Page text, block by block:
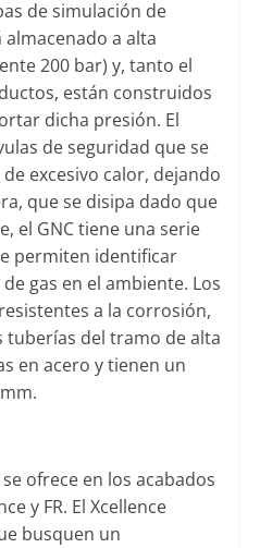
de simulación de
almacenado a alta
200 bar) y, tanto el
están construidos
dicha presión. El
de seguridad que se
excesivo calor, dejando
que se disipa dado que
el GNC tiene una serie
permiten identificar
gas en el ambiente. Los
a la corrosión,
tuberías del tramo de alta
en acero y tienen un
se ofrece en los acabados
y FR. El Xcellence
busquen un